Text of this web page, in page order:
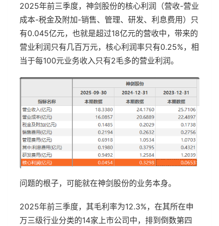
2025年前三季度，神剑股份的核心利润（营收-营业
成本-税金及附加-销售、管理、研发、利息费用）只
有0.045亿元，也就是超过18亿元的营收中，带来的
营业利润只有几百万元，核心利润率只有0.25%，相
当于每100元业务收入只有2毛多的营业利润。
问题的根子，可能就在神剑股份的业务本身。
2025年前三季度，其毛利率为12.3%，在其所在申
万三级行业分类的14家上市公司中，排到倒数第四